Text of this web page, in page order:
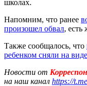
школах.
Напомним, что ранее
произошел обвал, есть
Также сообщалось, что
ребенком сняли на
Новости от
на наш канал https://